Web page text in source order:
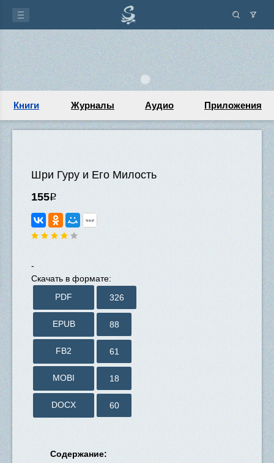
Книги Журналы Аудио Приложения
Шри Гуру и Его Милость
155Р
-
Скачать в формате:
PDF
326
EPUB 88
FB2 61
MOBI 18
DOCX 60
Содержание: